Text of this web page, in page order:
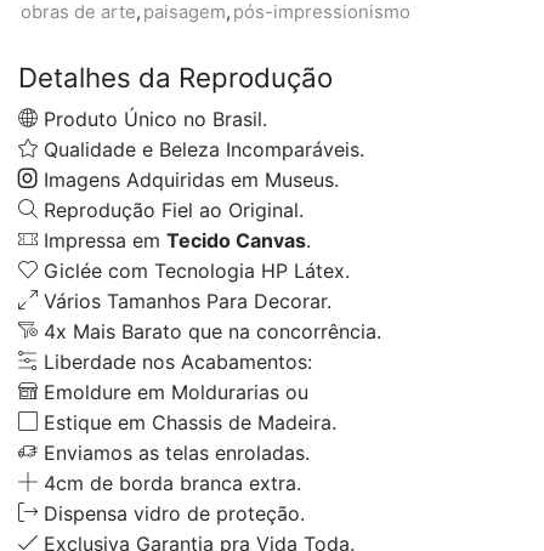
obras de arte, paisagem, pós-impressionismo
Detalhes da Reprodução
Produto Único no Brasil.
Qualidade e Beleza Incomparáveis.
Imagens Adquiridas em Museus.
Reprodução Fiel ao Original.
Impressa em Tecido Canvas.
Giclée com Tecnologia HP Látex.
Vários Tamanhos Para Decorar.
4x Mais Barato que na concorrência.
Liberdade nos Acabamentos:
Emoldure em Moldurarias ou
Estique em Chassis de Madeira.
Enviamos as telas enroladas.
4cm de borda branca extra.
Dispensa vidro de proteção.
Exclusiva Garantia pra Vida Toda.